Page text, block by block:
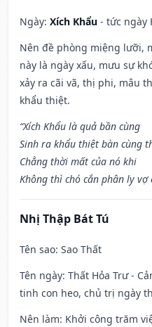
Ngày: Xích Khẩu - tức ngày
Nên đề phòng miệng lưỡi,
này là ngày xấu, mưu sự
xảy ra cãi vã, thị phi, mâu
khẩu thiệt.
“Xích Khẩu là quả bần cùng
Sinh ra khẩu thiệt bàn cùng
Chẳng thời mất của nó khi
Không thì chó cắn phân ly vợ
Nhị Thập Bát Tú
Tên sao: Sao Thất
Tên ngày: Thất Hỏa Trư -
tinh con heo, chủ trị ngày
Nên làm: Khởi công trăm